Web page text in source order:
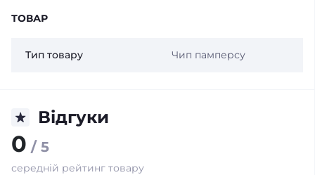
ТОВАР
Тип товару Чип памперсу
Відгуки
0 / 5
середній рейтинг товару